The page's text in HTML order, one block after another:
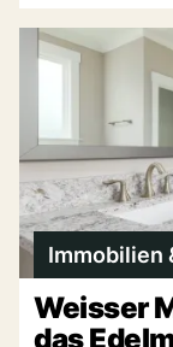
Immobilien
Weisser
das